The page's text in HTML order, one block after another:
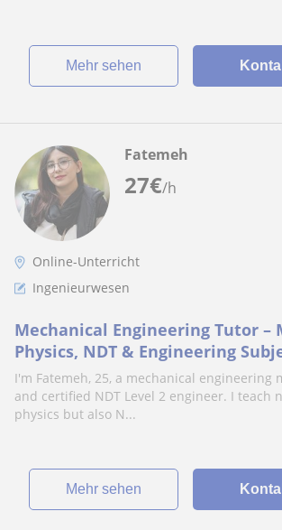
Mehr sehen
27€/h
Fatemeh
Online-Unterricht
Ingenieurwesen
Mechanical Engineering Tutor –
Physics, NDT & Engineering
I'm Fatemeh, 25, a mechanical engineering
and certified NDT Level 2 engineer. I teach
physics but also N...
Mehr sehen